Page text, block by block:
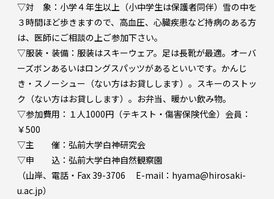
▽対 象：小学４年生以上（小中学生は保護者同伴）雪の中を
３時間ほど歩きますので、高血圧、心臓疾患など持病のある方
は、医師にご相談の上ご参加下さい。
▽服装・装備：服装はスキーウェア。足は長靴が最適。オーバ
ーズボンあるいはロングスパッツがあるといいです。かんじ
き・スノーシュー（ない方はお貸しします）。スキーのストッ
ク（ない方はお貸しします）。お弁当、暖かい飲み物。
▽参加費用：１人1000円（テキスト・傷害保険代金）会員：
￥500
▽主 催：弘前大学白神研究会
▽申 込：弘前大学白神自然観察園
（山岸、電話・Fax 39-3706 E-mail：hyama@hirosaki-
u.ac.jp）